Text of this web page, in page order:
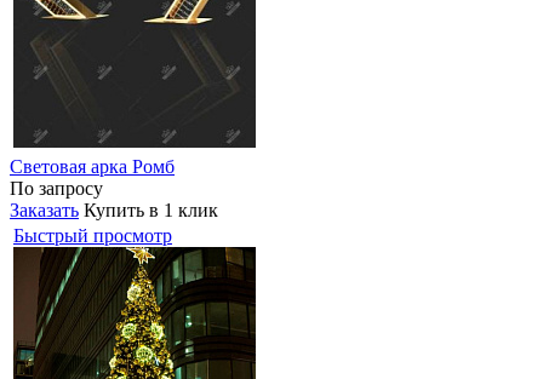
Световая арка Ромб
По запросу
Заказать Купить в 1 клик
Быстрый просмотр